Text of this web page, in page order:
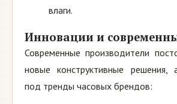
влаги.
Инновации и
Современные производители
новые конструктивные решения,
под тренды часовых брендов: